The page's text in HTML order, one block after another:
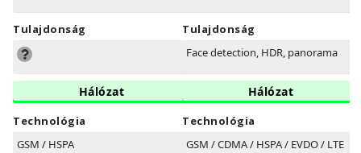
Tulajdonság
Hálózat
Technológia
GSM / HSPA
Tulajdonság
Face detection, HDR, panorama
Hálózat
Technológia
GSM / CDMA / HSPA / EVDO / LTE